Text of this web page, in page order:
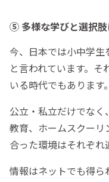
⑤ 多様な学びと選択肢
今、日本では小中学
と言われています。
いる時代でもあります。
公立・私立だけでな
教育、ホームスクーリ
合った環境はそれぞれ
情報はネットでも得